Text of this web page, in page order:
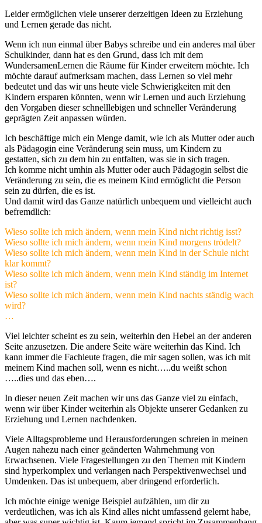
Leider ermöglichen viele unserer derzeitigen Ideen zu Erziehung
und Lernen gerade das nicht.
Wenn ich nun einmal über Babys schreibe und ein anderes mal über
Schulkinder, dann hat es den Grund, dass ich mit dem
WundersamenLernen die Räume für Kinder erweitern möchte. Ich
möchte darauf aufmerksam machen, dass Lernen so viel mehr
bedeutet und das wir uns heute viele Schwierigkeiten mit den
Kindern ersparen könnten, wenn wir Lernen und auch Erziehung
den Vorgaben dieser schnelllebigen und schneller Veränderung
geprägten Zeit anpassen würden.
Ich beschäftige mich ein Menge damit, wie ich als Mutter oder auch
als Pädagogin eine Veränderung sein muss, um Kindern zu
gestatten, sich zu dem hin zu entfalten, was sie in sich tragen.
Ich komme nicht umhin als Mutter oder auch Pädagogin selbst die
Veränderung zu sein, die es meinem Kind ermöglicht die Person
sein zu dürfen, die es ist.
Und damit wird das Ganze natürlich unbequem und vielleicht auch
befremdlich:
Wieso sollte ich mich ändern, wenn mein Kind nicht richtig isst?
Wieso sollte ich mich ändern, wenn mein Kind morgens trödelt?
Wieso sollte ich mich ändern, wenn mein Kind in der Schule nicht
klar kommt?
Wieso sollte ich mich ändern, wenn mein Kind ständig im Internet
ist?
Wieso sollte ich mich ändern, wenn mein Kind nachts ständig wach
wird?
…
Viel leichter scheint es zu sein, weiterhin den Hebel an der anderen
Seite anzusetzen. Die andere Seite wäre weiterhin das Kind. Ich
kann immer die Fachleute fragen, die mir sagen sollen, was ich mit
meinem Kind machen soll, wenn es nicht…..du weißt schon
…..dies und das eben….
In dieser neuen Zeit machen wir uns das Ganze viel zu einfach,
wenn wir über Kinder weiterhin als Objekte unserer Gedanken zu
Erziehung und Lernen nachdenken.
Viele Alltagsprobleme und Herausforderungen schreien in meinen
Augen nahezu nach einer geänderten Wahrnehmung von
Erwachsenen. Viele Fragestellungen zu den Themen mit Kindern
sind hyperkomplex und verlangen nach Perspektivenwechsel und
Umdenken. Das ist unbequem, aber dringend erforderlich.
Ich möchte einige wenige Beispiel aufzählen, um dir zu
verdeutlichen, was ich als Kind alles nicht umfassend gelernt habe,